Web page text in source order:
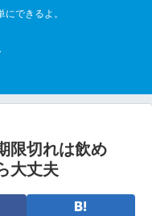
できるよ。
限切れは飲め
大丈夫